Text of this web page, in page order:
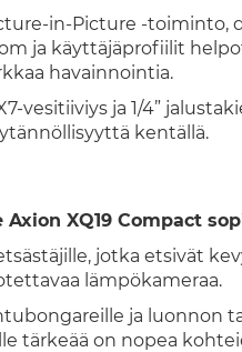
in-Picture -toiminto,
ja käyttäjäprofiilit
havainnointia.
vesitiiviys ja 1/4”
kentällä.
Axion XQ19 Compact
jotka etsivät
lämpökameraa.
ja luonnon
tärkeää on nopea